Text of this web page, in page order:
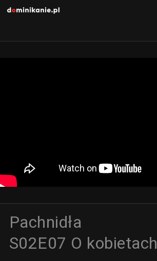
Pachnidła
S02E07 O kobietach